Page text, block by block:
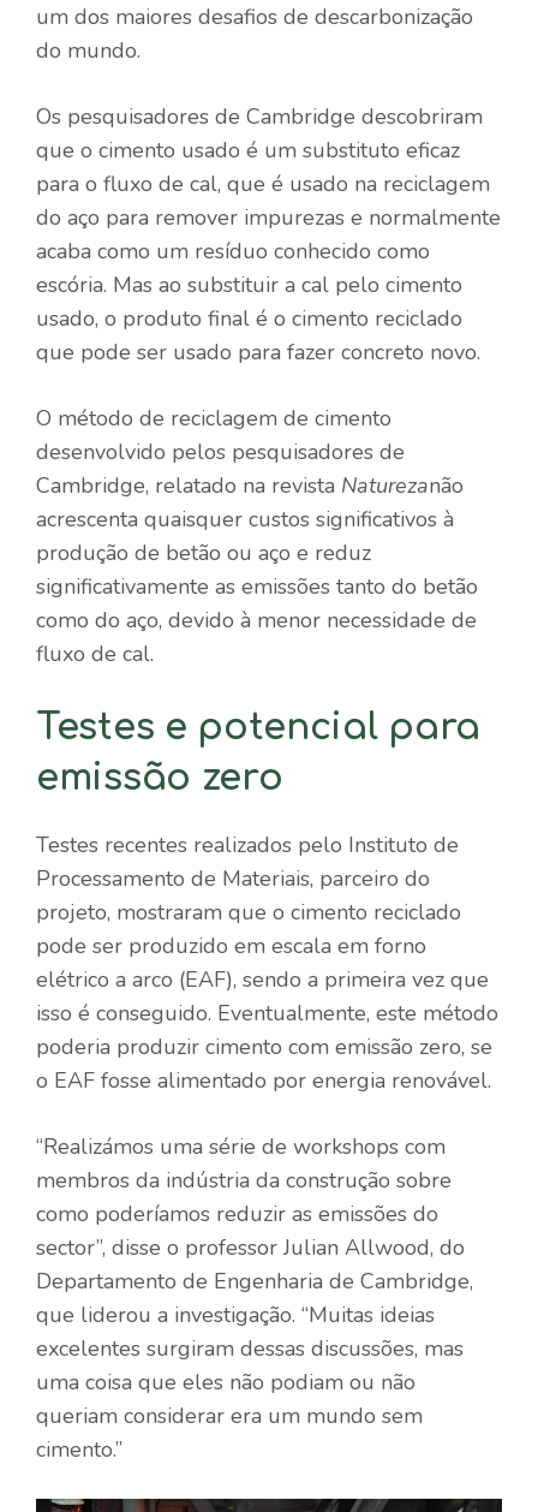
um dos maiores desafios de descarbonização
do mundo.
Os pesquisadores de Cambridge descobriram
que o cimento usado é um substituto eficaz
para o fluxo de cal, que é usado na reciclagem
do aço para remover impurezas e normalmente
acaba como um resíduo conhecido como
escória. Mas ao substituir a cal pelo cimento
usado, o produto final é o cimento reciclado
que pode ser usado para fazer concreto novo.
O método de reciclagem de cimento
desenvolvido pelos pesquisadores de
Cambridge, relatado na revista Naturezanão
acrescenta quaisquer custos significativos à
produção de betão ou aço e reduz
significativamente as emissões tanto do betão
como do aço, devido à menor necessidade de
fluxo de cal.
Testes e potencial para
emissão zero
Testes recentes realizados pelo Instituto de
Processamento de Materiais, parceiro do
projeto, mostraram que o cimento reciclado
pode ser produzido em escala em forno
elétrico a arco (EAF), sendo a primeira vez que
isso é conseguido. Eventualmente, este método
poderia produzir cimento com emissão zero, se
o EAF fosse alimentado por energia renovável.
“Realizámos uma série de workshops com
membros da indústria da construção sobre
como poderíamos reduzir as emissões do
sector”, disse o professor Julian Allwood, do
Departamento de Engenharia de Cambridge,
que liderou a investigação. “Muitas ideias
excelentes surgiram dessas discussões, mas
uma coisa que eles não podiam ou não
queriam considerar era um mundo sem
cimento.”